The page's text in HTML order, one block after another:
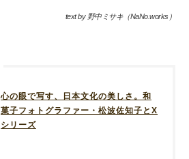
text by 野中ミサキ（NaNo.works）
心の眼で写す、日本文化の美しさ。和
菓子フォトグラファー・松波佐知子とX
シリーズ